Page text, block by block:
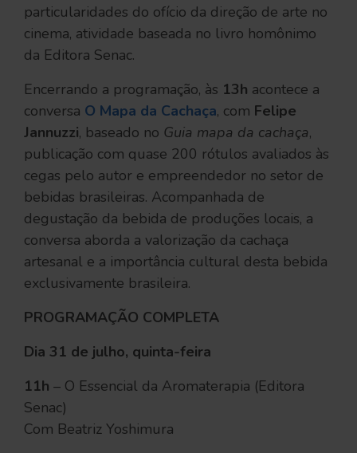
particularidades do ofício da direção de arte no
cinema, atividade baseada no livro homônimo
da Editora Senac.
Encerrando a programação, às 13h acontece a
conversa O Mapa da Cachaça, com Felipe
Jannuzzi, baseado no Guia mapa da cachaça,
publicação com quase 200 rótulos avaliados às
cegas pelo autor e empreendedor no setor de
bebidas brasileiras. Acompanhada de
degustação da bebida de produções locais, a
conversa aborda a valorização da cachaça
artesanal e a importância cultural desta bebida
exclusivamente brasileira.
PROGRAMAÇÃO COMPLETA
Dia 31 de julho, quinta-feira
11h – O Essencial da Aromaterapia (Editora
Senac)
Com Beatriz Yoshimura